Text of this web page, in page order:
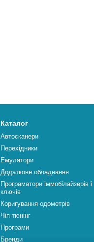
Каталог
Автосканери
Перехідники
Емулятори
Додаткове обладнання
Програматори іммобілайзерів і
ключів
Коригування одометрів
Чіп-тюнінг
Програми
Бренди